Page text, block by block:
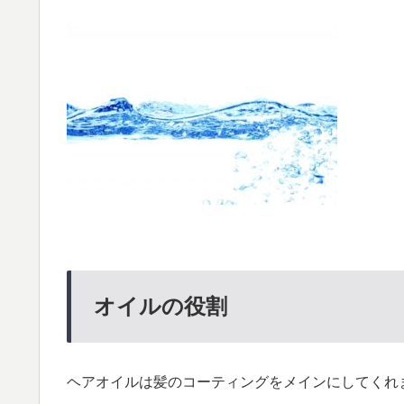
オイルの役割
ヘアオイルは髪のコーティングをメインにしてくれ